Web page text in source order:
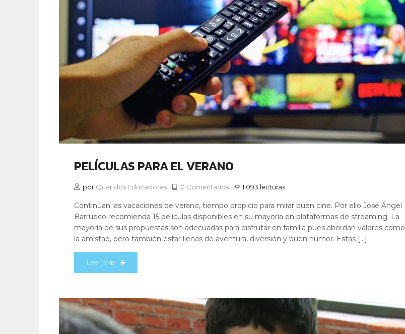
PELÍCULAS PARA EL VERANO
por Queridos Educadores 0 Comentarios 1.093 lecturas
Continúan las vacaciones de verano, tiempo propicio para mirar buen cine. Por ello José Ángel
Barrueco recomienda 15 películas disponibles en su mayoría en plataformas de streaming. La
mayoría de sus propuestas son adecuadas para disfrutar en familia pues abordan valores como
la amistad, pero también estar llenas de aventura, diversión y buen humor. Estas […]
Leer más